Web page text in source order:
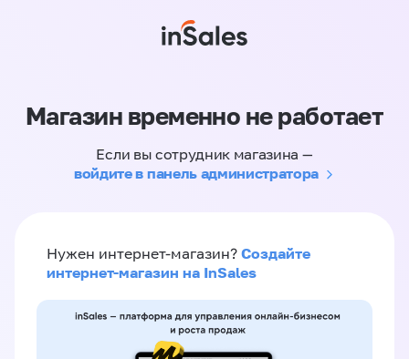
Магазин временно не работает
Если вы сотрудник магазина —
войдите в панель администратора
Нужен интернет-магазин? Создайте
интернет-магазин на InSales